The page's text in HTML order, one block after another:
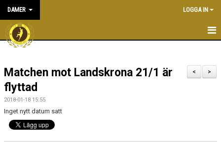
DAMER LOGGA IN
HEM
NYHETER
KALENDER
TRUPPEN
>
<
Matchen mot Landskrona 21/1 är
flyttad
2018-01-18 15:55
Inget nytt datum satt